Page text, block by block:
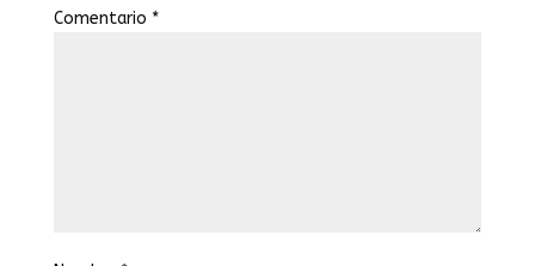
Comentario *